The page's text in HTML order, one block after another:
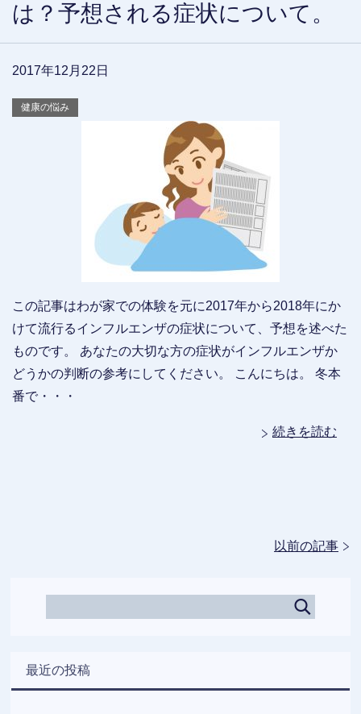
は？予想される症状について。
2017年12月22日
健康の悩み
この記事はわが家での体験を元に2017年から2018年にか
けて流行るインフルエンザの症状について、予想を述べた
ものです。 あなたの大切な方の症状がインフルエンザか
どうかの判断の参考にしてください。 こんにちは。 冬本
番で・・・
続きを読む
以前の記事
最近の投稿